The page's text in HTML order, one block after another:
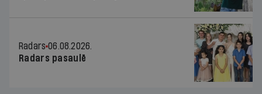
Radars 06.08.2026.
Radars pasaulē